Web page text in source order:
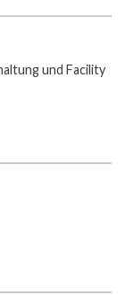
und Facility